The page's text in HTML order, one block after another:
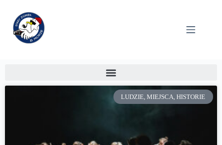
LUDZIE, MIEJSCA, HISTORIE